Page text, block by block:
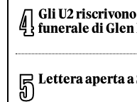
Gli U2
funerale di Glen
Lettera aperta a